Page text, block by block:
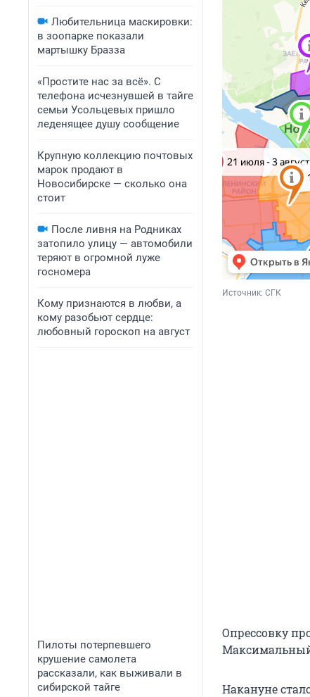
Любительница маскировки:
в зоопарке показали
мартышку Бразза
«Простите нас за всё». С
телефона исчезнувшей в тайге
семьи Усольцевых пришло
леденящее душу сообщение
Крупную коллекцию почтовых
марок продают в
Новосибирске — сколько она
стоит
После ливня на Родниках
затопило улицу — автомобили
теряют в огромной луже
госномера
Кому признаются в любви, а
кому разобьют сердце:
любовный гороскоп на август
Пилоты потерпевшего
крушение самолета
рассказали, как выживали в
сибирской тайге
Источник: СГК
Опрессовку
Максимальный
Накануне